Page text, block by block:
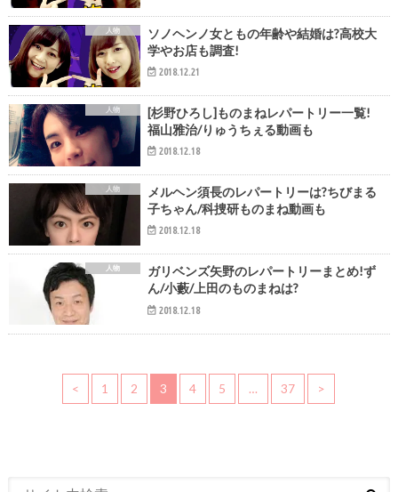
人物
ソノヘンノ女ともの年齢や結婚は?高校大
学やお店も調査!
2018.12.21
人物
[杉野ひろし]ものまねレパートリー一覧!
福山雅治/りゅうちぇる動画も
2018.12.18
人物
メルヘン須長のレパートリーは?ちびまる
子ちゃん/科捜研ものまね動画も
2018.12.18
人物
ガリベンズ矢野のレパートリーまとめ!ず
ん/小藪/上田のものまねは?
2018.12.18
< 1 2 3 4 5 … 37 >